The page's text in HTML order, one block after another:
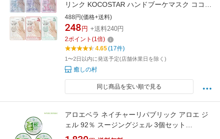
リンク KOCOSTAR ハンドブーケマスク ココス
ター 韓国コスメ 韓国発 ハンドパック EGF 肌
ハリ 潤い 保湿 ハンドケア 乾燥 肌荒れ 美容 シ
アバター アルガンオイル
488円(価格+送料)
248 円 +送料240円
2ポイント (1倍)
4.65(17件)
1〜2日以内に発送予定(店舗休業日を除く)
癒しの村
同じ商品を安い順で見る
アロエベラ ネイチャーリパブリック アロエ ジ
ェル 92％ スージングジェル 3個セット
NATURE REPUBLIC / 保湿 スキンケア ボディ